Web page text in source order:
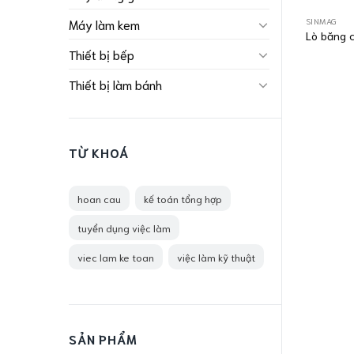
Máy làm kem
Thiết bị bếp
Thiết bị làm bánh
TỪ KHOÁ
hoan cau kế toán tổng hợp
tuyển dụng việc làm
viec lam ke toan việc làm kỹ thuật
SẢN PHẨM
SINMAG
Lò băng